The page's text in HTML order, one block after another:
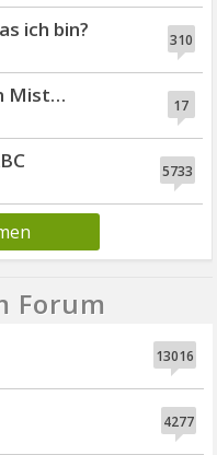
310
ich bin?
17
Mist…
5733
Forum
13016
4277